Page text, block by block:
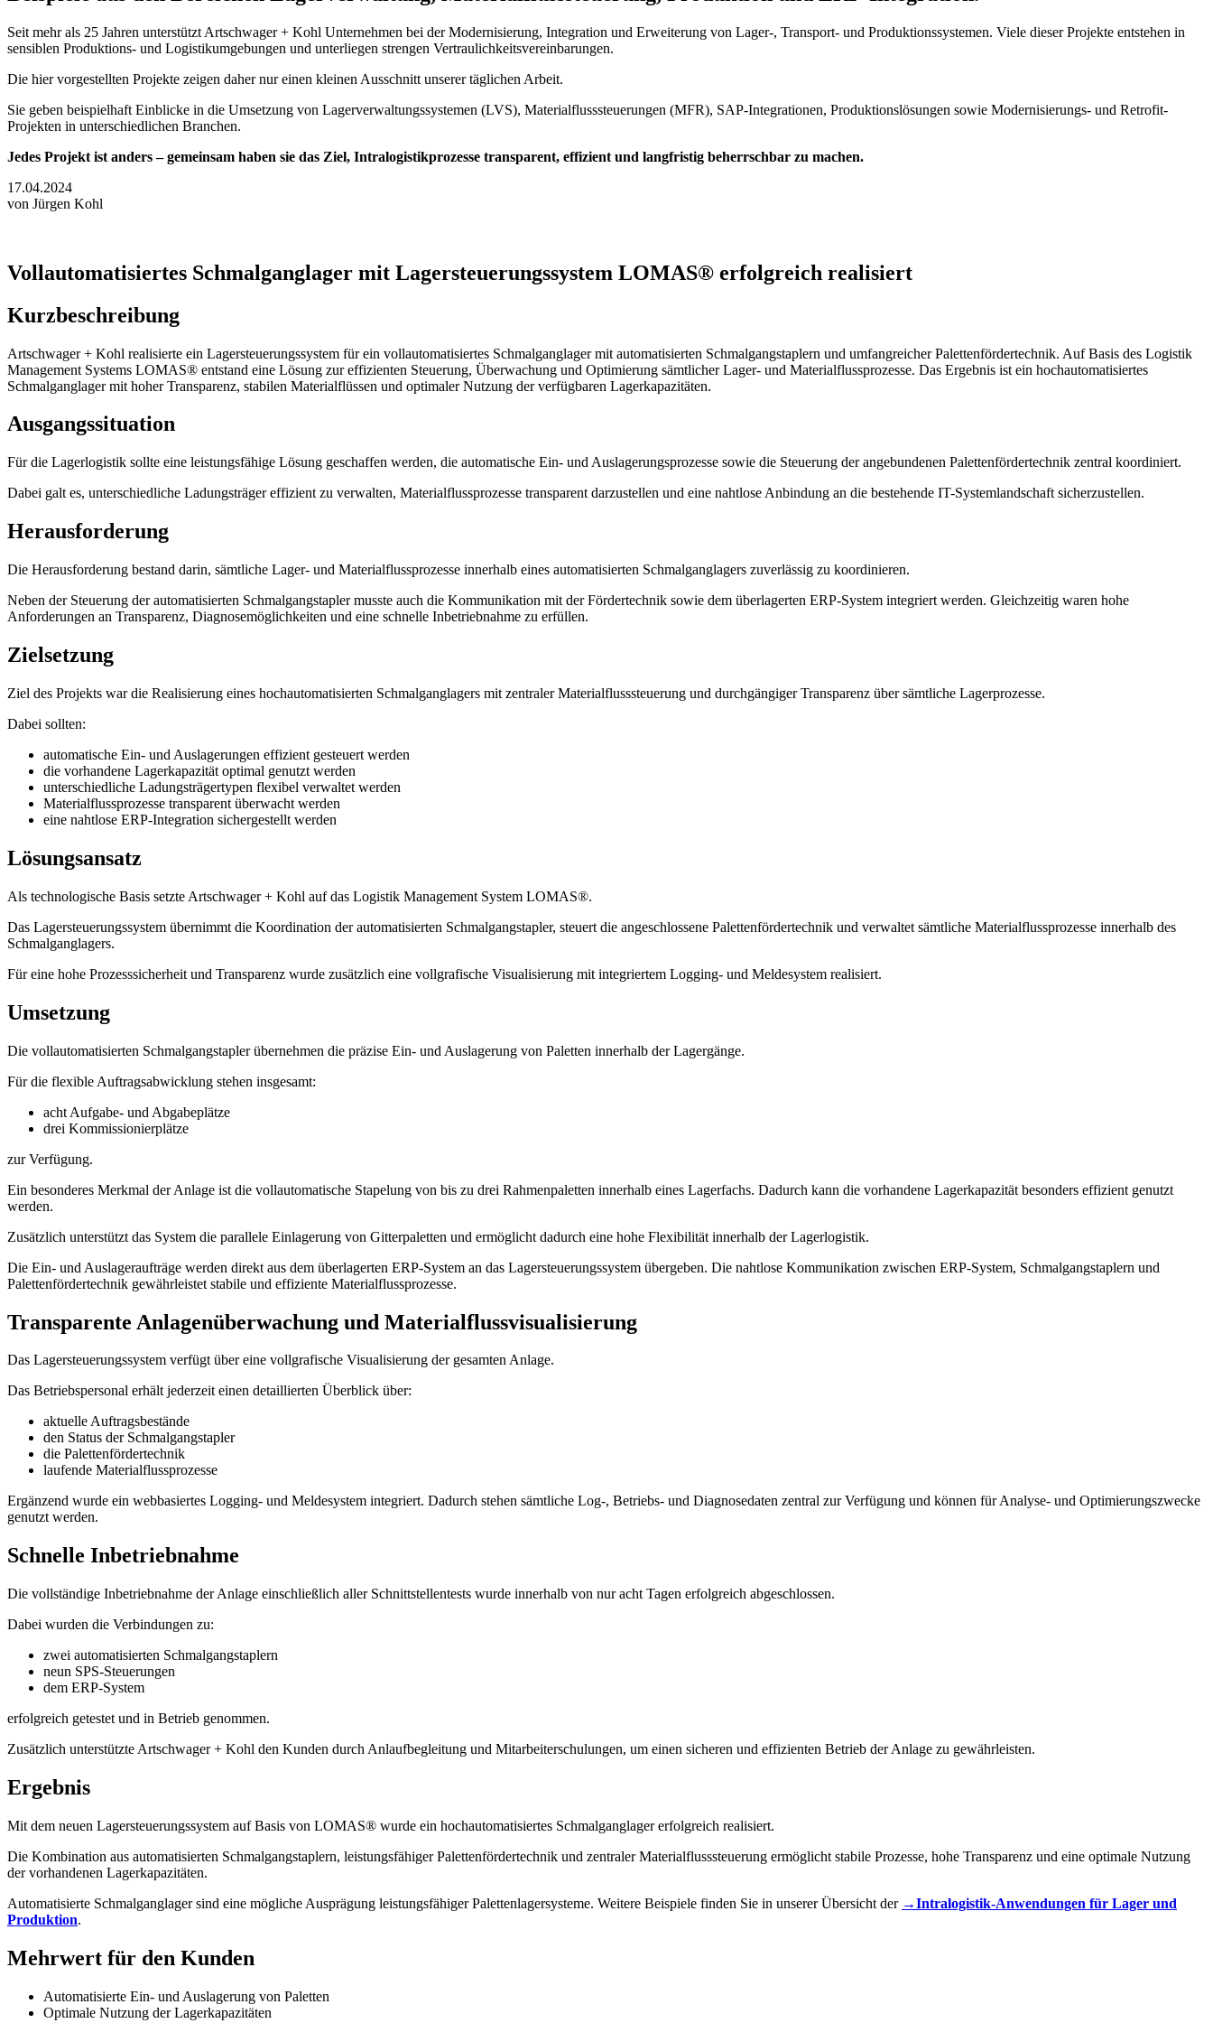
Seit mehr als 25 Jahren unterstützt Artschwager + Kohl Unternehmen bei der Modernisierung, Integration und Erweiterung von Lager-, Transport- und Produktionssystemen. Viele dieser Projekte entstehen in
sensiblen Produktions- und Logistikumgebungen und unterliegen strengen Vertraulichkeitsvereinbarungen.
Die hier vorgestellten Projekte zeigen daher nur einen kleinen Ausschnitt unserer täglichen Arbeit.
Sie geben beispielhaft Einblicke in die Umsetzung von Lagerverwaltungssystemen (LVS), Materialflusssteuerungen (MFR), SAP-Integrationen, Produktionslösungen sowie Modernisierungs- und Retrofit-
Projekten in unterschiedlichen Branchen.
Jedes Projekt ist anders – gemeinsam haben sie das Ziel, Intralogistikprozesse transparent, effizient und langfristig beherrschbar zu machen.
17.04.2024
von Jürgen Kohl
Vollautomatisiertes Schmalganglager mit Lagersteuerungssystem LOMAS® erfolgreich realisiert
Kurzbeschreibung
Artschwager + Kohl realisierte ein Lagersteuerungssystem für ein vollautomatisiertes Schmalganglager mit automatisierten Schmalgangstaplern und umfangreicher Palettenfördertechnik. Auf Basis des Logistik
Management Systems LOMAS® entstand eine Lösung zur effizienten Steuerung, Überwachung und Optimierung sämtlicher Lager- und Materialflussprozesse. Das Ergebnis ist ein hochautomatisiertes
Schmalganglager mit hoher Transparenz, stabilen Materialflüssen und optimaler Nutzung der verfügbaren Lagerkapazitäten.
Ausgangssituation
Für die Lagerlogistik sollte eine leistungsfähige Lösung geschaffen werden, die automatische Ein- und Auslagerungsprozesse sowie die Steuerung der angebundenen Palettenfördertechnik zentral koordiniert.
Dabei galt es, unterschiedliche Ladungsträger effizient zu verwalten, Materialflussprozesse transparent darzustellen und eine nahtlose Anbindung an die bestehende IT-Systemlandschaft sicherzustellen.
Herausforderung
Die Herausforderung bestand darin, sämtliche Lager- und Materialflussprozesse innerhalb eines automatisierten Schmalganglagers zuverlässig zu koordinieren.
Neben der Steuerung der automatisierten Schmalgangstapler musste auch die Kommunikation mit der Fördertechnik sowie dem überlagerten ERP-System integriert werden. Gleichzeitig waren hohe
Anforderungen an Transparenz, Diagnosemöglichkeiten und eine schnelle Inbetriebnahme zu erfüllen.
Zielsetzung
Ziel des Projekts war die Realisierung eines hochautomatisierten Schmalganglagers mit zentraler Materialflusssteuerung und durchgängiger Transparenz über sämtliche Lagerprozesse.
Dabei sollten:
automatische Ein- und Auslagerungen effizient gesteuert werden
die vorhandene Lagerkapazität optimal genutzt werden
unterschiedliche Ladungsträgertypen flexibel verwaltet werden
Materialflussprozesse transparent überwacht werden
eine nahtlose ERP-Integration sichergestellt werden
Lösungsansatz
Als technologische Basis setzte Artschwager + Kohl auf das Logistik Management System LOMAS®.
Das Lagersteuerungssystem übernimmt die Koordination der automatisierten Schmalgangstapler, steuert die angeschlossene Palettenfördertechnik und verwaltet sämtliche Materialflussprozesse innerhalb des
Schmalganglagers.
Für eine hohe Prozesssicherheit und Transparenz wurde zusätzlich eine vollgrafische Visualisierung mit integriertem Logging- und Meldesystem realisiert.
Umsetzung
Die vollautomatisierten Schmalgangstapler übernehmen die präzise Ein- und Auslagerung von Paletten innerhalb der Lagergänge.
Für die flexible Auftragsabwicklung stehen insgesamt:
acht Aufgabe- und Abgabeplätze
drei Kommissionierplätze
zur Verfügung.
Ein besonderes Merkmal der Anlage ist die vollautomatische Stapelung von bis zu drei Rahmenpaletten innerhalb eines Lagerfachs. Dadurch kann die vorhandene Lagerkapazität besonders effizient genutzt
werden.
Zusätzlich unterstützt das System die parallele Einlagerung von Gitterpaletten und ermöglicht dadurch eine hohe Flexibilität innerhalb der Lagerlogistik.
Die Ein- und Auslageraufträge werden direkt aus dem überlagerten ERP-System an das Lagersteuerungssystem übergeben. Die nahtlose Kommunikation zwischen ERP-System, Schmalgangstaplern und
Palettenfördertechnik gewährleistet stabile und effiziente Materialflussprozesse.
Transparente Anlagenüberwachung und Materialflussvisualisierung
Das Lagersteuerungssystem verfügt über eine vollgrafische Visualisierung der gesamten Anlage.
Das Betriebspersonal erhält jederzeit einen detaillierten Überblick über:
aktuelle Auftragsbestände
den Status der Schmalgangstapler
die Palettenfördertechnik
laufende Materialflussprozesse
Ergänzend wurde ein webbasiertes Logging- und Meldesystem integriert. Dadurch stehen sämtliche Log-, Betriebs- und Diagnosedaten zentral zur Verfügung und können für Analyse- und Optimierungszwecke
genutzt werden.
Schnelle Inbetriebnahme
Die vollständige Inbetriebnahme der Anlage einschließlich aller Schnittstellentests wurde innerhalb von nur acht Tagen erfolgreich abgeschlossen.
Dabei wurden die Verbindungen zu:
zwei automatisierten Schmalgangstaplern
neun SPS-Steuerungen
dem ERP-System
erfolgreich getestet und in Betrieb genommen.
Zusätzlich unterstützte Artschwager + Kohl den Kunden durch Anlaufbegleitung und Mitarbeiterschulungen, um einen sicheren und effizienten Betrieb der Anlage zu gewährleisten.
Ergebnis
Mit dem neuen Lagersteuerungssystem auf Basis von LOMAS® wurde ein hochautomatisiertes Schmalganglager erfolgreich realisiert.
Die Kombination aus automatisierten Schmalgangstaplern, leistungsfähiger Palettenfördertechnik und zentraler Materialflusssteuerung ermöglicht stabile Prozesse, hohe Transparenz und eine optimale Nutzung
der vorhandenen Lagerkapazitäten.
Automatisierte Schmalganglager sind eine mögliche Ausprägung leistungsfähiger Palettenlagersysteme. Weitere Beispiele finden Sie in unserer Übersicht der →Intralogistik-Anwendungen für Lager und
Produktion.
Mehrwert für den Kunden
Automatisierte Ein- und Auslagerung von Paletten
Optimale Nutzung der Lagerkapazitäten